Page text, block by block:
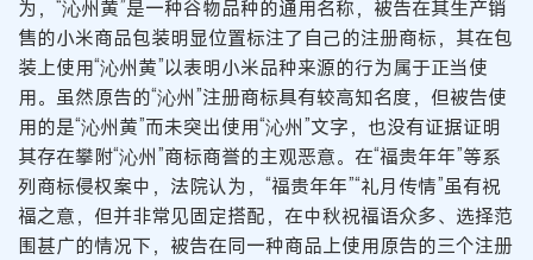
为，“沁州黄”是一种谷物品种的通用名称，被告在其生产销
售的小米商品包装明显位置标注了自己的注册商标，其在包
装上使用“沁州黄”以表明小米品种来源的行为属于正当使
用。虽然原告的“沁州”注册商标具有较高知名度，但被告使
用的是“沁州黄”而未突出使用“沁州”文字，也没有证据证明
其存在攀附“沁州”商标商誉的主观恶意。在“福贵年年”等系
列商标侵权案中，法院认为，“福贵年年”“礼月传情”虽有祝
福之意，但并非常见固定搭配，在中秋祝福语众多、选择范
围甚广的情况下，被告在同一种商品上使用原告的三个注册